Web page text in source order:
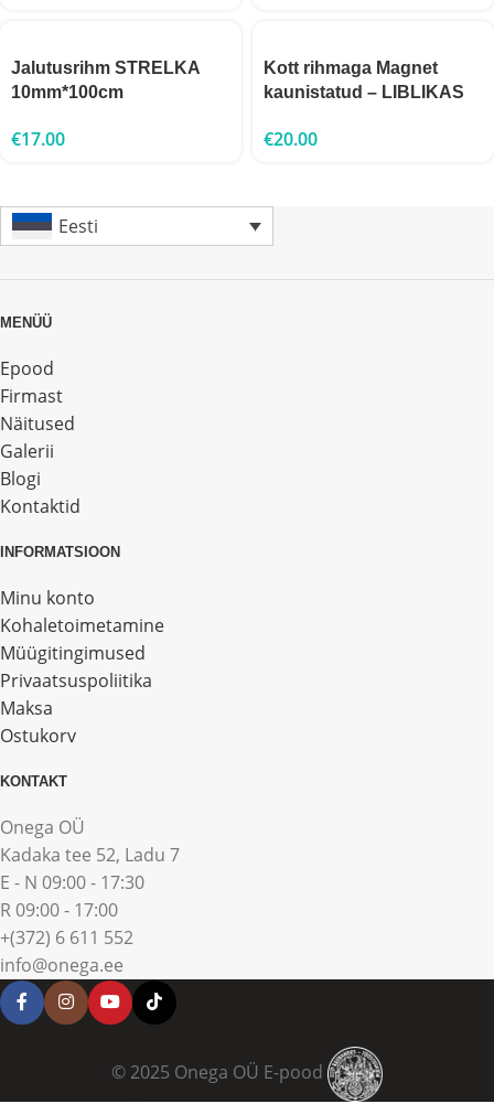
Jalutusrihm STRELKA
10mm*100cm
€17.00
Kott rihmaga Magnet
kaunistatud – LIBLIKAS
€20.00
Eesti
MENÜÜ
Epood
Firmast
Näitused
Galerii
Blogi
Kontaktid
INFORMATSIOON
Minu konto
Kohaletoimetamine
Müügitingimused
Privaatsuspoliitika
Maksa
Ostukorv
KONTAKT
Onega OÜ
Kadaka tee 52, Ladu 7
E - N 09:00 - 17:30
R 09:00 - 17:00
+(372) 6 611 552
info@onega.ee
© 2025 Onega OÜ E-pood